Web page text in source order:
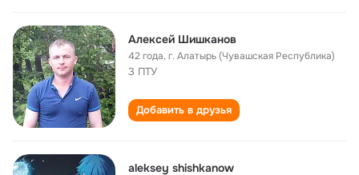
Алексей Шишканов
42 года,г. Алатырь (Чувашская Республика)
3 ПТУ
Добавить в друзья
aleksey shishkanow